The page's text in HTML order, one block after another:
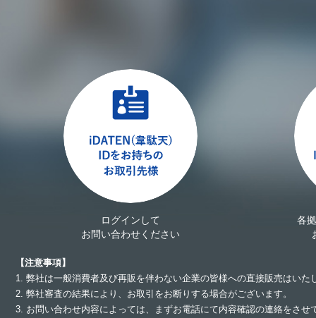
ログインして
お問い合わせください
各
【注意事項】
1. 弊社は一般消費者及び再販を伴わない企業の皆様への直接販売はいた
2. 弊社審査の結果により、お取引をお断りする場合がございます。
3. お問い合わせ内容によっては、まずお電話にて内容確認の連絡をさ